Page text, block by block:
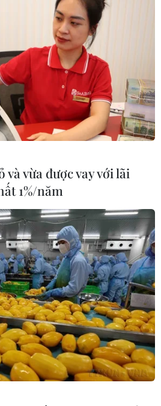
vừa được vay với lãi
1%/năm